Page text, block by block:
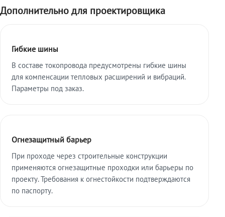
Дополнительно для проектировщика
Гибкие шины
В составе токопровода предусмотрены гибкие шины
для компенсации тепловых расширений и вибраций.
Параметры под заказ.
Огнезащитный барьер
При проходе через строительные конструкции
применяются огнезащитные проходки или барьеры по
проекту. Требования к огнестойкости подтверждаются
по паспорту.